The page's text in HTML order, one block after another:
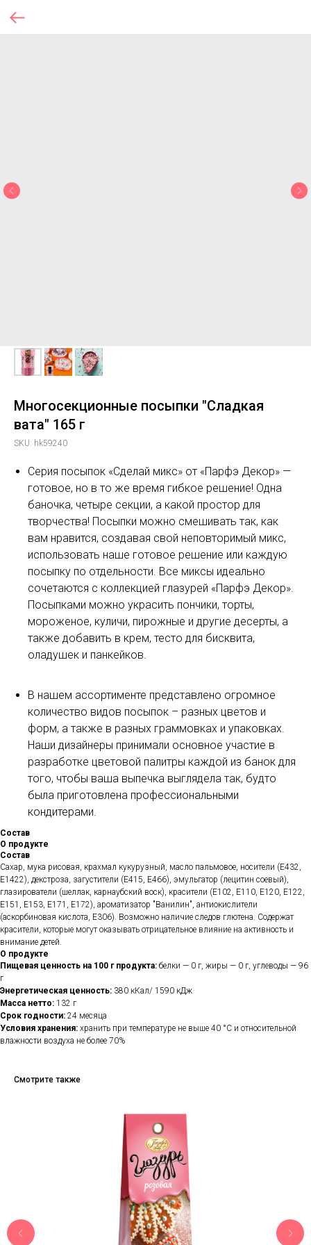
Многосекционные посыпки "Сладкая
вата" 165 г
SKU: hk59240
Серия посыпок «Сделай микс» от «Парфэ Декор» —
готовое, но в то же время гибкое решение! Одна
баночка, четыре секции, а какой простор для
творчества! Посыпки можно смешивать так, как
вам нравится, создавая свой неповторимый микс,
использовать наше готовое решение или каждую
посыпку по отдельности. Все миксы идеально
сочетаются с коллекцией глазурей «Парфэ Декор».
Посыпками можно украсить пончики, торты,
мороженое, куличи, пирожные и другие десерты, а
также добавить в крем, тесто для бисквита,
оладушек и панкейков.
В нашем ассортименте представлено огромное
количество видов посыпок – разных цветов и
форм, а также в разных граммовках и упаковках.
Наши дизайнеры принимали основное участие в
разработке цветовой палитры каждой из банок для
того, чтобы ваша выпечка выглядела так, будто
была приготовлена профессиональными
кондитерами.
Состав
О продукте
Состав
Сахар, мука рисовая, крахмал кукурузный, масло пальмовое, носители (Е432,
Е1422), декстроза, загустители (Е415, Е466), эмульгатор (лецитин соевый),
глазирователи (шеллак, карнаубский воск), красители (Е102, Е110, Е120, Е122,
Е151, Е153, Е171, Е172), ароматизатор "Ванилин", антиокислители
(аскорбиновая кислота, Е306). Возможно наличие следов глютена. Содержат
красители, которые могут оказывать отрицательное влияние на активность и
внимание детей.
О продукте
Пищевая ценность на 100 г продукта: белки — 0 г, жиры — 0 г, углеводы — 96
г
Энергетическая ценность: 380 кКал/ 1590 кДж
Масса нетто: 132 г
Срок годности: 24 месяца
Условия хранения: хранить при температуре не выше 40 °С и относительной
влажности воздуха не более 70%
Смотрите также